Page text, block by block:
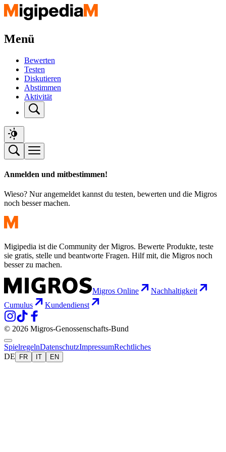
Menü
Bewerten
Testen
Diskutieren
Abstimmen
Aktivität
Anmelden und mitbestimmen!
Wieso? Nur angemeldet kannst du testen, bewerten und die Migros
noch besser machen.
Migipedia ist die Community der Migros. Bewerte Produkte, teste
sie gratis, stelle und beantworte Fragen. Hilf mit, die Migros noch
besser zu machen.
Migros Online
Nachhaltigkeit
Cumulus
Kundendienst
© 2026 Migros-Genossenschafts-Bund
SpielregelnDatenschutzImpressumRechtliches
DE
FR IT EN